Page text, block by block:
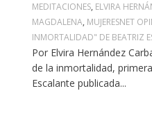
MEDITACIONES, ELVIRA
MAGDALENA, MUJERESNET
INMORTALIDAD" DE BEATRIZ
Por Elvira Hernández
de la inmortalidad,
Escalante publicada...